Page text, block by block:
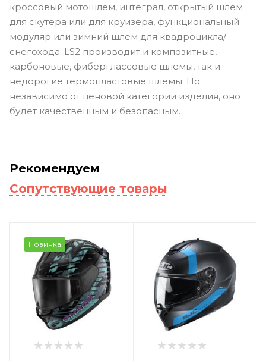
кроссовый мотошлем, интеграл, открытый шлем
для скутера или для круизера, функциональный
модуляр или зимний шлем для квадроцикла/
снегохода. LS2 производит и композитные,
карбоновые, фиберглассовые шлемы, так и
недорогие термопластовые шлемы. Но
независимо от ценовой категории изделия, оно
будет качественным и безопасным.
Рекомендуем
Сопутствующие товары
Новинка